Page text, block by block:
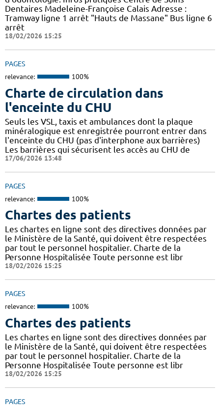
Dentaires Madeleine-Françoise Calais Adresse :
Tramway ligne 1 arrêt "Hauts de Massane" Bus ligne 6
arrêt
18/02/2026 15:25
PAGES
relevance: 100%
Charte de circulation dans
l'enceinte du CHU
Seuls les VSL, taxis et ambulances dont la plaque
minéralogique est enregistrée pourront entrer dans
l'enceinte du CHU (pas d'interphone aux barrières)
Les barrières qui sécurisent les accès au CHU de
17/06/2026 13:48
PAGES
relevance: 100%
Chartes des patients
Les chartes en ligne sont des directives données par
le Ministère de la Santé, qui doivent être respectées
par tout le personnel hospitalier. Charte de la
Personne Hospitalisée Toute personne est libr
18/02/2026 15:25
PAGES
relevance: 100%
Chartes des patients
Les chartes en ligne sont des directives données par
le Ministère de la Santé, qui doivent être respectées
par tout le personnel hospitalier. Charte de la
Personne Hospitalisée Toute personne est libr
18/02/2026 15:25
PAGES